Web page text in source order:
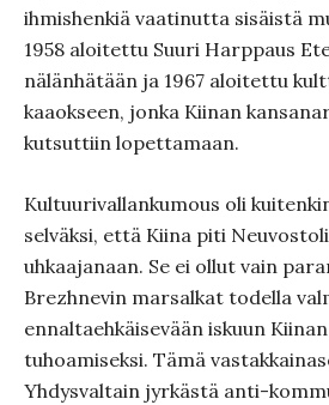
ihmishenkiä vaatinutta sisäistä
1958 aloitettu Suuri Harppaus
nälänhätään ja 1967 aloitettu
kaaokseen, jonka Kiinan
kutsuttiin lopettamaan.
Kultuurivallankumous oli
selväksi, että Kiina piti
uhkaajanaan. Se ei ollut vain
Brezhnevin marsalkat todella
ennaltaehkäisevään iskuun
tuhoamiseksi. Tämä
Yhdysvaltain jyrkästä anti-